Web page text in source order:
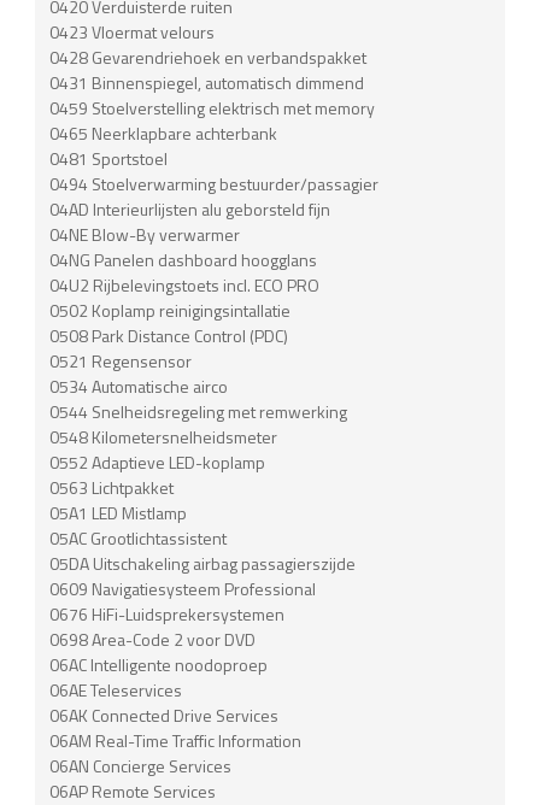
0420 Verduisterde ruiten
0423 Vloermat velours
0428 Gevarendriehoek en verbandspakket
0431 Binnenspiegel, automatisch dimmend
0459 Stoelverstelling elektrisch met memory
0465 Neerklapbare achterbank
0481 Sportstoel
0494 Stoelverwarming bestuurder/passagier
04AD Interieurlijsten alu geborsteld fijn
04NE Blow-By verwarmer
04NG Panelen dashboard hoogglans
04U2 Rijbelevingstoets incl. ECO PRO
0502 Koplamp reinigingsintallatie
0508 Park Distance Control (PDC)
0521 Regensensor
0534 Automatische airco
0544 Snelheidsregeling met remwerking
0548 Kilometersnelheidsmeter
0552 Adaptieve LED-koplamp
0563 Lichtpakket
05A1 LED Mistlamp
05AC Grootlichtassistent
05DA Uitschakeling airbag passagierszijde
0609 Navigatiesysteem Professional
0676 HiFi-Luidsprekersystemen
0698 Area-Code 2 voor DVD
06AC Intelligente noodoproep
06AE Teleservices
06AK Connected Drive Services
06AM Real-Time Traffic Information
06AN Concierge Services
06AP Remote Services